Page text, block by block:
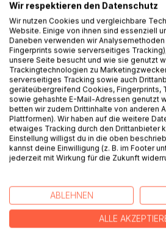
BESCHREIBUNG
Liebes-und Alltagsgedichte, die
Herz berühren. Ungeschminkt und
Augenblick entstanden. Eine
Leben, an die Liebe und die
AUTOR/IN
PRESSESTIMMEN
REZENSIONEN
Wir respektieren den Datenschutz
Wir nutzen Cookies und vergleichbare
Website. Einige von ihnen sind essenziell
Daneben verwenden wir
Fingerprints sowie serverseitiges
unsere Seite besucht und wie sie genutzt
Trackingtechnologien zu
serverseitiges Tracking sowie auch
geräteübergreifend Cookies, Fingerprints,
sowie gehashte E-Mail-Adressen genutzt
betten wir zudem Drittinhalte von anderen
Plattformen). Wir haben auf die weitere
etwaiges Tracking durch den Drittanbieter
Einstellung willigst du in die oben
kannst deine Einwilligung (z. B. im Footer
jederzeit mit Wirkung für die Zukunft
ABLEHNEN
ALLE